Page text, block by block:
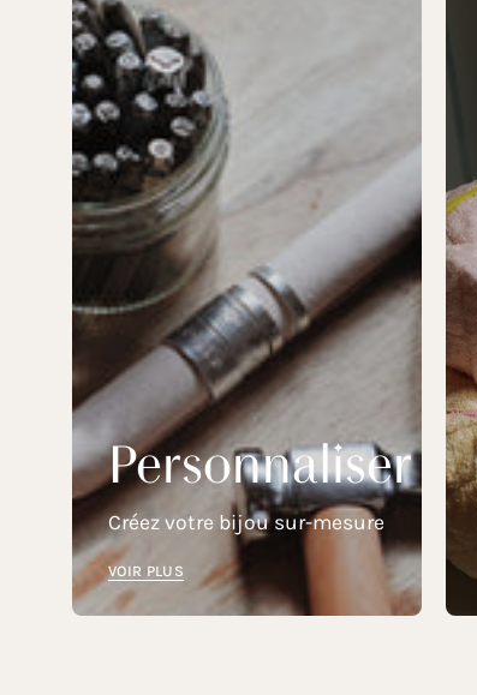
Personnaliser
Créez votre bijou sur-mesure
VOIR PLUS